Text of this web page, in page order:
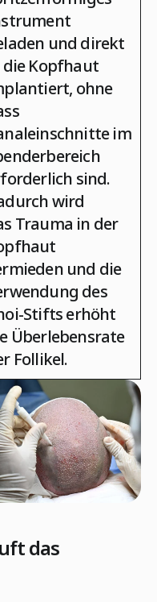
und direkt
die Kopfhaut
ohne
im
sind.
wird
Trauma in der
und die
des
Stifts erhöht
Überlebensrate
Follikel.
das